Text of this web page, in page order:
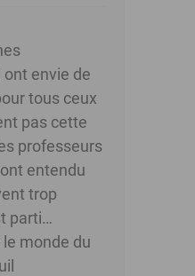
ont envie de
tous ceux
pas cette
professeurs
entendu
trop
parti…
monde du